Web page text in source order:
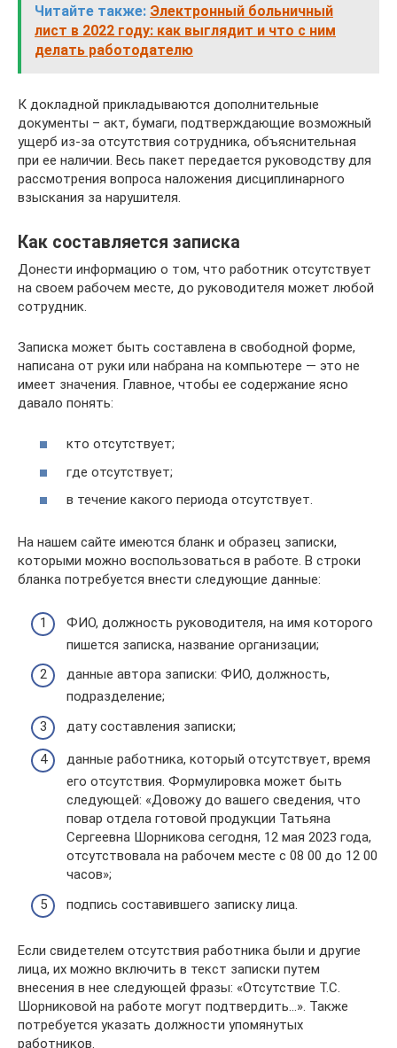
Читайте также: Электронный больничный
лист в 2022 году: как выглядит и что с ним
делать работодателю
К докладной прикладываются дополнительные
документы – акт, бумаги, подтверждающие возможный
ущерб из-за отсутствия сотрудника, объяснительная
при ее наличии. Весь пакет передается руководству для
рассмотрения вопроса наложения дисциплинарного
взыскания за нарушителя.
Как составляется записка
Донести информацию о том, что работник отсутствует
на своем рабочем месте, до руководителя может любой
сотрудник.
Записка может быть составлена в свободной форме,
написана от руки или набрана на компьютере — это не
имеет значения. Главное, чтобы ее содержание ясно
давало понять:
кто отсутствует;
где отсутствует;
в течение какого периода отсутствует.
На нашем сайте имеются бланк и образец записки,
которыми можно воспользоваться в работе. В строки
бланка потребуется внести следующие данные:
ФИО, должность руководителя, на имя которого
пишется записка, название организации;
данные автора записки: ФИО, должность,
подразделение;
дату составления записки;
данные работника, который отсутствует, время
его отсутствия. Формулировка может быть
следующей: «Довожу до вашего сведения, что
повар отдела готовой продукции Татьяна
Сергеевна Шорникова сегодня, 12 мая 2023 года,
отсутствовала на рабочем месте с 08 00 до 12 00
часов»;
подпись составившего записку лица.
Если свидетелем отсутствия работника были и другие
лица, их можно включить в текст записки путем
внесения в нее следующей фразы: «Отсутствие Т.С.
Шорниковой на работе могут подтвердить…». Также
потребуется указать должности упомянутых
работников.